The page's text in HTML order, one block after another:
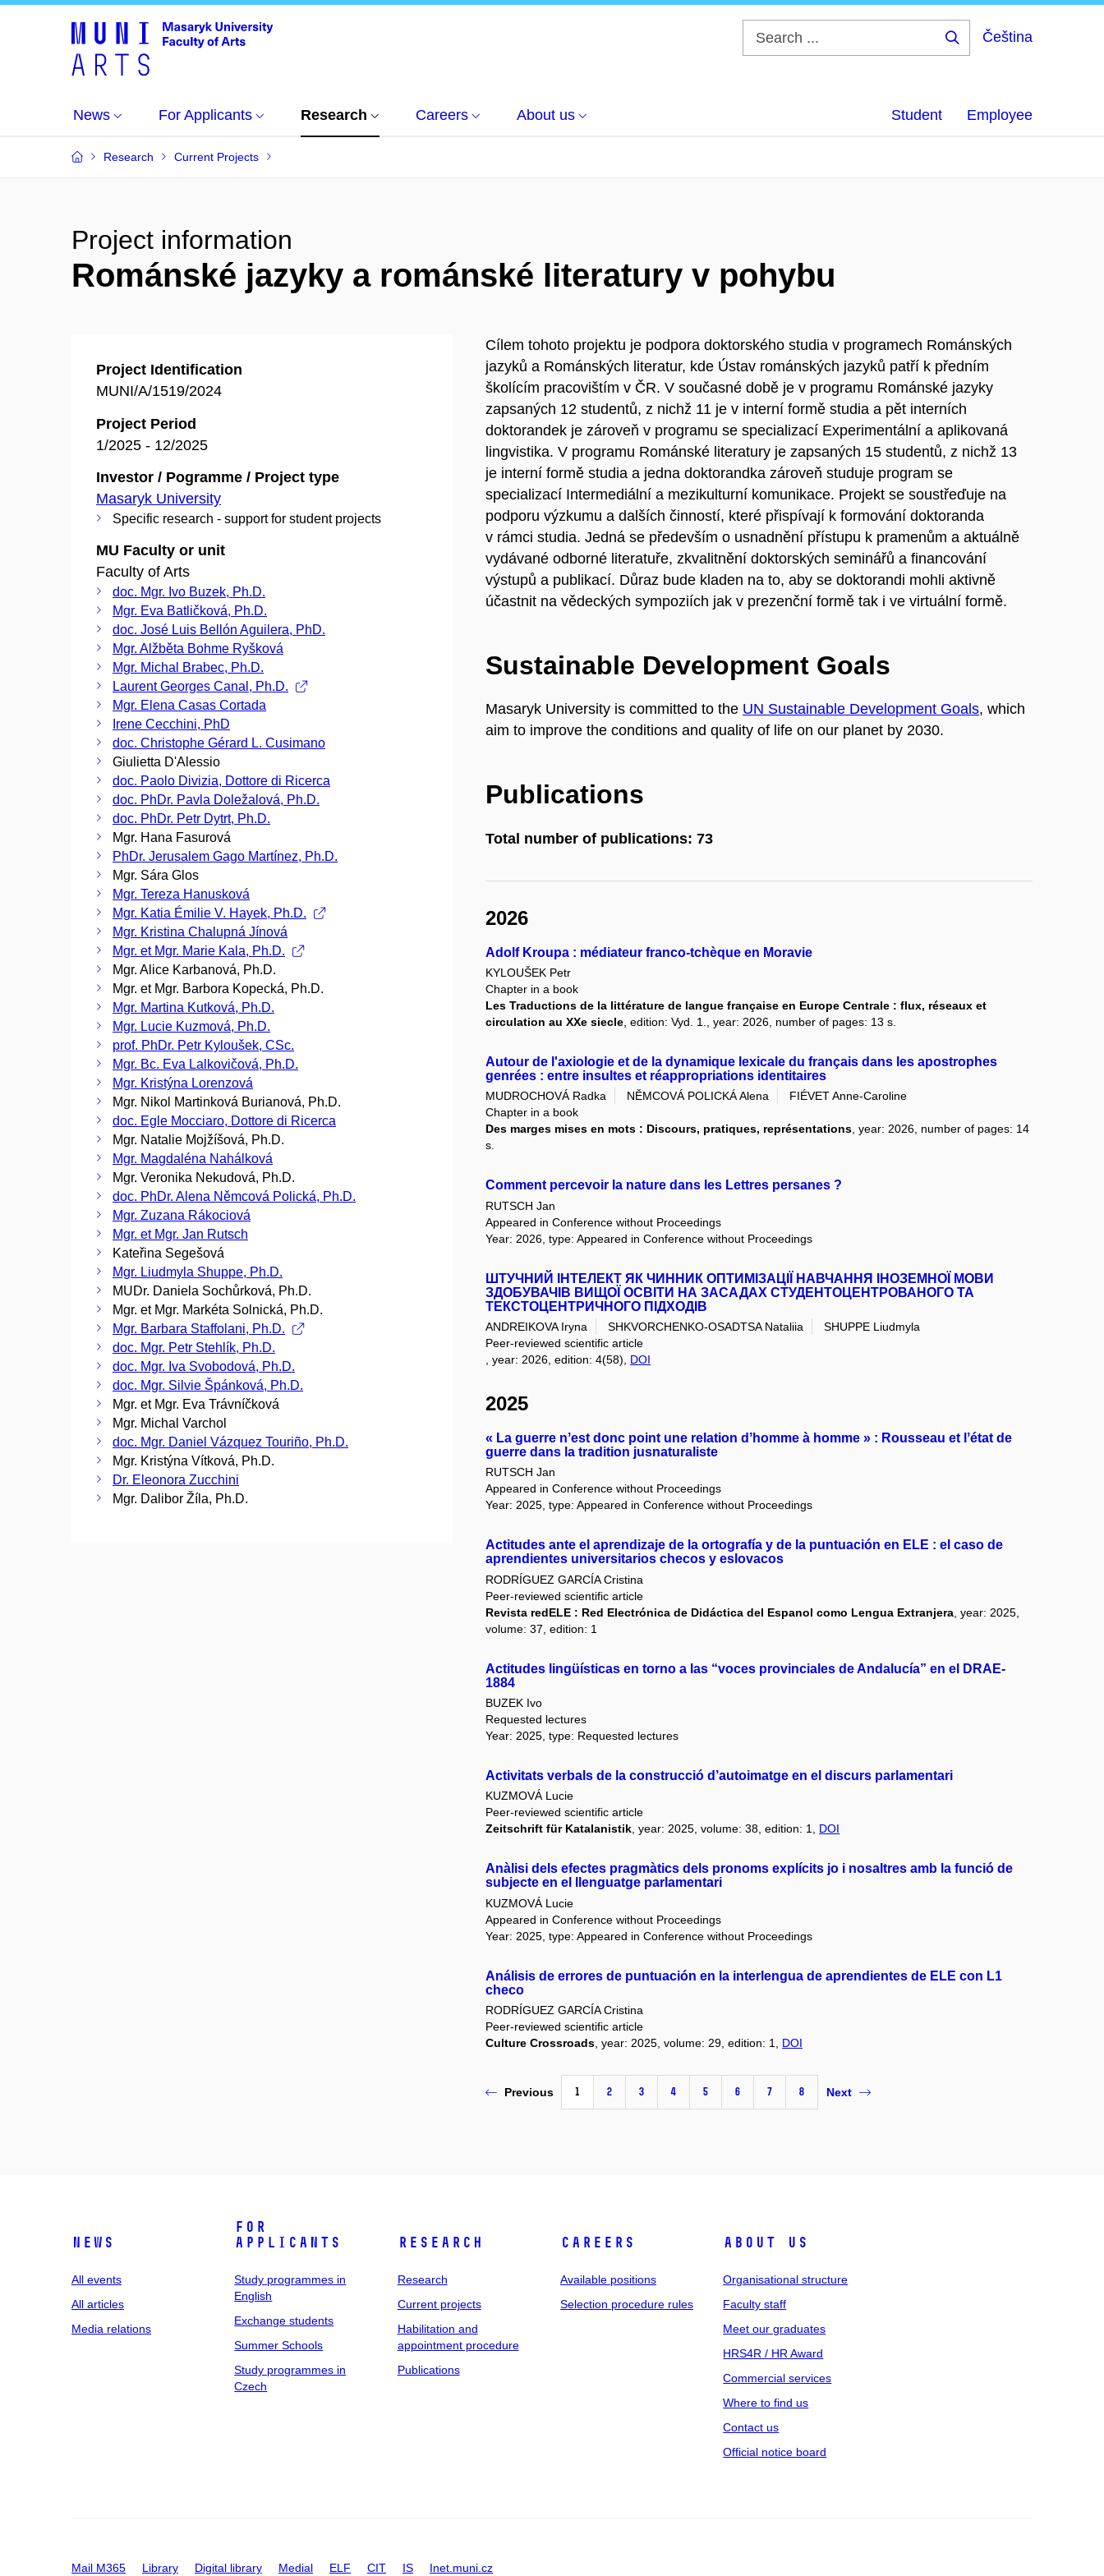
Čeština
News For Applicants Research Careers About us Student Employee
Research Current Projects
Project information
Románské jazyky a románské literatury v pohybu
Project Identification
MUNI/A/1519/2024
Project Period
1/2025 - 12/2025
Investor / Pogramme / Project type
Masaryk University
Specific research - support for student projects
MU Faculty or unit
Faculty of Arts
doc. Mgr. Ivo Buzek, Ph.D.
Mgr. Eva Batličková, Ph.D.
doc. José Luis Bellón Aguilera, PhD.
Mgr. Alžběta Bohme Ryšková
Mgr. Michal Brabec, Ph.D.
Laurent Georges Canal, Ph.D.
Mgr. Elena Casas Cortada
Irene Cecchini, PhD
doc. Christophe Gérard L. Cusimano
Giulietta D'Alessio
doc. Paolo Divizia, Dottore di Ricerca
doc. PhDr. Pavla Doležalová, Ph.D.
doc. PhDr. Petr Dytrt, Ph.D.
Mgr. Hana Fasurová
PhDr. Jerusalem Gago Martínez, Ph.D.
Mgr. Sára Glos
Mgr. Tereza Hanusková
Mgr. Katia Émilie V. Hayek, Ph.D.
Mgr. Kristina Chalupná Jínová
Mgr. et Mgr. Marie Kala, Ph.D.
Mgr. Alice Karbanová, Ph.D.
Mgr. et Mgr. Barbora Kopecká, Ph.D.
Mgr. Martina Kutková, Ph.D.
Mgr. Lucie Kuzmová, Ph.D.
prof. PhDr. Petr Kyloušek, CSc.
Mgr. Bc. Eva Lalkovičová, Ph.D.
Mgr. Kristýna Lorenzová
Mgr. Nikol Martinková Burianová, Ph.D.
doc. Egle Mocciaro, Dottore di Ricerca
Mgr. Natalie Mojžíšová, Ph.D.
Mgr. Magdaléna Nahálková
Mgr. Veronika Nekudová, Ph.D.
doc. PhDr. Alena Němcová Polická, Ph.D.
Mgr. Zuzana Rákociová
Mgr. et Mgr. Jan Rutsch
Kateřina Segešová
Mgr. Liudmyla Shuppe, Ph.D.
MUDr. Daniela Sochůrková, Ph.D.
Mgr. et Mgr. Markéta Solnická, Ph.D.
Mgr. Barbara Staffolani, Ph.D.
doc. Mgr. Petr Stehlík, Ph.D.
doc. Mgr. Iva Svobodová, Ph.D.
doc. Mgr. Silvie Špánková, Ph.D.
Mgr. et Mgr. Eva Trávníčková
Mgr. Michal Varchol
doc. Mgr. Daniel Vázquez Touriño, Ph.D.
Mgr. Kristýna Vítková, Ph.D.
Dr. Eleonora Zucchini
Mgr. Dalibor Žíla, Ph.D.
Cílem tohoto projektu je podpora doktorského studia v programech Románských
jazyků a Románských literatur, kde Ústav románských jazyků patří k předním
školícím pracovištím v ČR. V současné době je v programu Románské jazyky
zapsaných 12 studentů, z nichž 11 je v interní formě studia a pět interních
doktorandek je zároveň v programu se specializací Experimentální a aplikovaná
lingvistika. V programu Románské literatury je zapsaných 15 studentů, z nichž 13
je interní formě studia a jedna doktorandka zároveň studuje program se
specializací Intermediální a mezikulturní komunikace. Projekt se soustřeďuje na
podporu výzkumu a dalších činností, které přispívají k formování doktoranda
v rámci studia. Jedná se především o usnadnění přístupu k pramenům a aktuálně
vydávané odborné literatuře, zkvalitnění doktorských seminářů a financování
výstupů a publikací. Důraz bude kladen na to, aby se doktorandi mohli aktivně
účastnit na vědeckých sympoziích jak v prezenční formě tak i ve virtuální formě.
Sustainable Development Goals
Masaryk University is committed to the UN Sustainable Development Goals, which
aim to improve the conditions and quality of life on our planet by 2030.
Publications
Total number of publications: 73
2026
Adolf Kroupa : médiateur franco-tchèque en Moravie
KYLOUŠEK Petr
Chapter in a book
Les Traductions de la littérature de langue française en Europe Centrale : flux, réseaux et
circulation au XXe siecle , edition: Vyd. 1., year: 2026, number of pages: 13 s.
Autour de l'axiologie et de la dynamique lexicale du français dans les apostrophes
genrées : entre insultes et réappropriations identitaires
MUDROCHOVÁ Radka NĚMCOVÁ POLICKÁ Alena
FIÉVET Anne-Caroline
Chapter in a book
Des marges mises en mots : Discours, pratiques, représentations, year: 2026, number of pages: 14
s.
Comment percevoir la nature dans les Lettres persanes ?
RUTSCH Jan
Appeared in Conference without Proceedings
Year: 2026, type: Appeared in Conference without Proceedings
ШТУЧНИЙ ІНТЕЛЕКТ ЯК ЧИННИК ОПТИМІЗАЦІЇ НАВЧАННЯ ІНОЗЕМНОЇ МОВИ
ЗДОБУВАЧІВ ВИЩОЇ ОСВІТИ НА ЗАСАДАХ СТУДЕНТОЦЕНТРОВАНОГО ТА
ТЕКСТОЦЕНТРИЧНОГО ПІДХОДІВ
ANDREIKOVA Iryna SHKVORCHENKO-OSADTSA Nataliia
SHUPPE Liudmyla
Peer-reviewed scientific article
, year: 2026, edition: 4(58), DOI
2025
« La guerre nʼest donc point une relation dʼhomme à homme » : Rousseau et lʼétat de
guerre dans la tradition jusnaturaliste
RUTSCH Jan
Appeared in Conference without Proceedings
Year: 2025, type: Appeared in Conference without Proceedings
Actitudes ante el aprendizaje de la ortografía y de la puntuación en ELE : el caso de
aprendientes universitarios checos y eslovacos
RODRÍGUEZ GARCÍA Cristina
Peer-reviewed scientific article
Revista redELE : Red Electrónica de Didáctica del Espanol como Lengua Extranjera , year: 2025,
volume: 37, edition: 1
Actitudes lingüísticas en torno a las “voces provinciales de Andalucía” en el DRAE-
1884
BUZEK Ivo
Requested lectures
Year: 2025, type: Requested lectures
Activitats verbals de la construcció d’autoimatge en el discurs parlamentari
KUZMOVÁ Lucie
Peer-reviewed scientific article
Zeitschrift für Katalanistik, year: 2025, volume: 38, edition: 1, DOI
Anàlisi dels efectes pragmàtics dels pronoms explícits jo i nosaltres amb la funció de
subjecte en el llenguatge parlamentari
KUZMOVÁ Lucie
Appeared in Conference without Proceedings
Year: 2025, type: Appeared in Conference without Proceedings
Análisis de errores de puntuación en la interlengua de aprendientes de ELE con L1
checo
RODRÍGUEZ GARCÍA Cristina
Peer-reviewed scientific article
Culture Crossroads , year: 2025, volume: 29, edition: 1, DOI
Previous 1 2 3 4 5 6 7 8 Next
News
All events
All articles
Media relations
For
applicants
Study programmes in
English
Exchange students
Summer Schools
Study programmes in
Czech
Research
Research
Current projects
Habilitation and
appointment procedure
Publications
Careers
Available positions
Selection procedure rules
About us
Organisational structure
Faculty staff
Meet our graduates
HRS4R / HR Award
Commercial services
Where to find us
Contact us
Official notice board
Mail M365 Library Digital library Medial ELF CIT IS Inet.muni.cz